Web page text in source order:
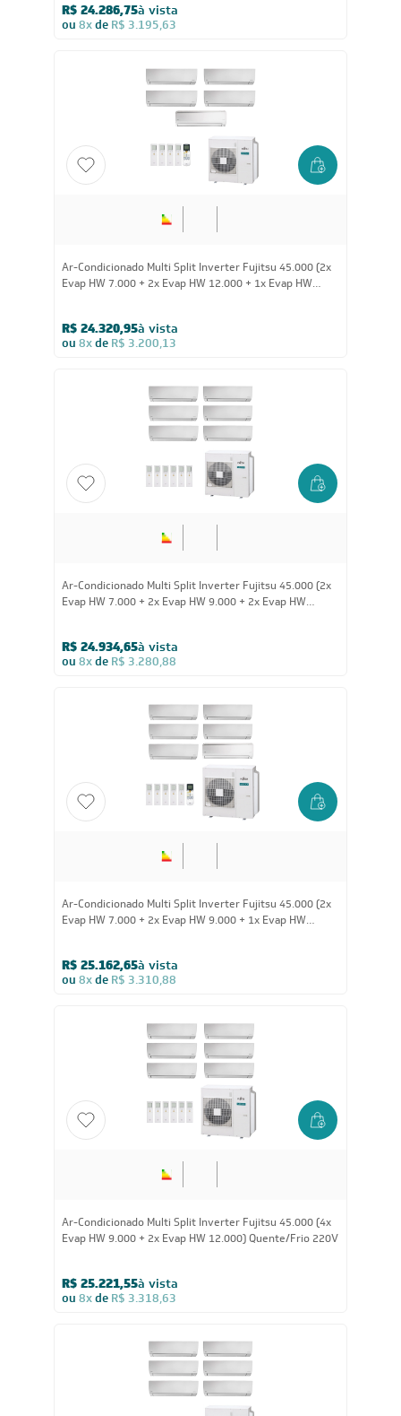
R$ 24.286,75à vista
ou 8xde R$ 3.195,63
Ar-Condicionado Multi Split Inverter Fujitsu 45.000 (2x
Evap HW 7.000 + 2x Evap HW 12.000 + 1x Evap HW
R$ 24.320,95à vista
ou 8xde R$ 3.200,13
Ar-Condicionado Multi Split Inverter Fujitsu 45.000 (2x
Evap HW 7.000 + 2x Evap HW 9.000 + 2x Evap HW
R$ 24.934,65à vista
ou 8xde R$ 3.280,88
Ar-Condicionado Multi Split Inverter Fujitsu 45.000 (2x
Evap HW 7.000 + 2x Evap HW 9.000 + 1x Evap HW
R$ 25.162,65à vista
ou 8xde R$ 3.310,88
Ar-Condicionado Multi Split Inverter Fujitsu 45.000 (4x
Evap HW 9.000 + 2x Evap HW 12.000) Quente/Frio 220V
R$ 25.221,55à vista
ou 8xde R$ 3.318,63